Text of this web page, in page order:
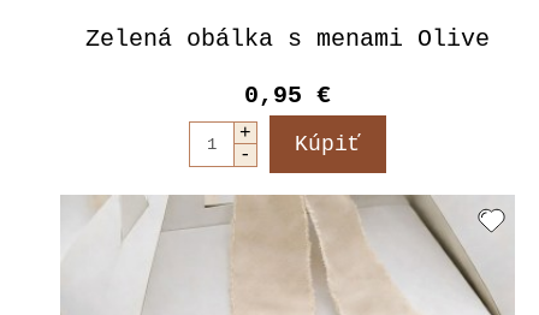
Zelená obálka s menami Olive
0,95 €